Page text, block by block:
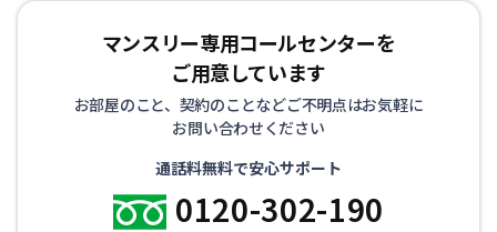
マンスリー専用コールセンターを
ご用意しています
お部屋のこと、契約のことなどご不明点はお気軽に
お問い合わせください
通話料無料で安心サポート
0120-302-190